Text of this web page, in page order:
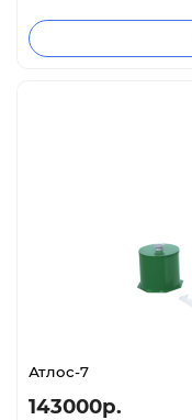
Атлос-7
143000р.